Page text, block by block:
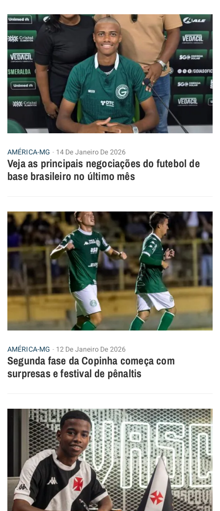
AMÉRICA-MG 14 De Janeiro De 2026
Veja as principais negociações do futebol de
base brasileiro no último mês
AMÉRICA-MG 12 De Janeiro De 2026
Segunda fase da Copinha começa com
surpresas e festival de pênaltis